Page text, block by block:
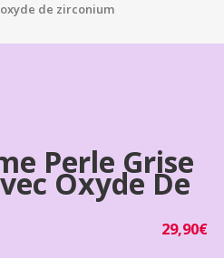
de zirconium
Perle Grise
Oxyde De
29,90€